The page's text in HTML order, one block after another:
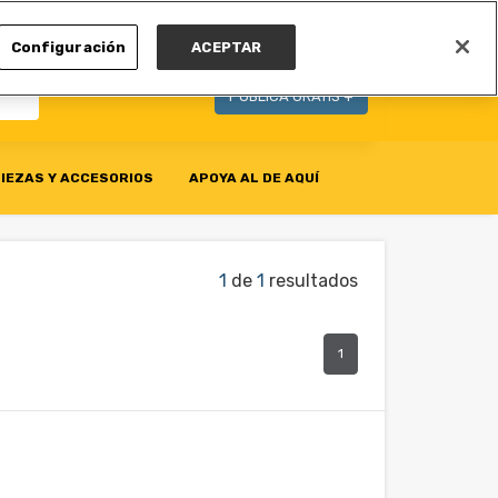
PUBLICA GRATIS +
Y ACCESORIOS APOYA AL DE AQUÍ
1 de 1 resultados
1
Configuración ACEPTAR